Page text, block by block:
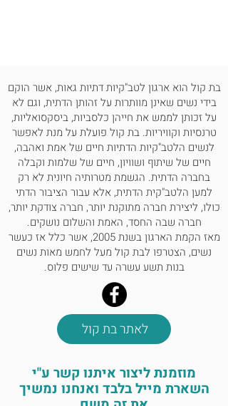
בת קול הוא ארגון לטב"קיות דתיות גאות, אשר הוקם
בידי נשים שאינן מוותרות על זהותן הדתית, וגם לא
על זכותן לממש את חייהן כלסביות, ביסקסואליות,
טרנסיות וקוויריות. בת קול פועלת על מנת לאפשר
לנשים הלטב"קיות הדתיות חיים של אמת ואהבה,
חיים של שיתוף ושוויון, חיים של שלמות וקבלה
בחברה הדתית. הגשמת מטרותיה חיונית לא רק
למען הלטב"קית הדתית, אלא עבור הציבור הדתי
כולו, ליצירת חברה מתוקנת יותר, חברה צודקת יותר,
חברה שבה החסד, האמת והשלום נושקים.
מאז הקמת הארגון בשנת 2005, אשר כלל אז כעשר
נשים, הצטרפו לבת קול מעל לחמש מאות נשים
בנות תשע עשרה עד שישים פלוס.
לאתר בת קול
מוזמנת ליצור איתנו קשר ע"י
השארת מייל בלבד ואנחנו נמשיך